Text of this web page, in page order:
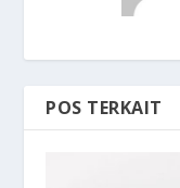
POS TERKAIT